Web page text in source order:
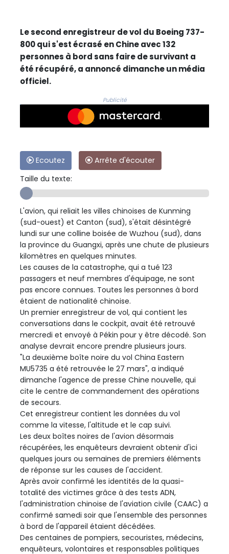
Le second enregistreur de vol du Boeing 737-
800 qui s'est écrasé en Chine avec 132
personnes à bord sans faire de survivant a
été récupéré, a annoncé dimanche un média
officiel.
Publicité
Ecoutez
Arrête d'écouter
Taille du texte:
L'avion, qui reliait les villes chinoises de Kunming
(sud-ouest) et Canton (sud), s'était désintégré
lundi sur une colline boisée de Wuzhou (sud), dans
la province du Guangxi, après une chute de plusieurs
kilomètres en quelques minutes.
Les causes de la catastrophe, qui a tué 123
passagers et neuf membres d'équipage, ne sont
pas encore connues. Toutes les personnes à bord
étaient de nationalité chinoise.
Un premier enregistreur de vol, qui contient les
conversations dans le cockpit, avait été retrouvé
mercredi et envoyé à Pékin pour y être décodé. Son
analyse devrait encore prendre plusieurs jours.
"La deuxième boîte noire du vol China Eastern
MU5735 a été retrouvée le 27 mars", a indiqué
dimanche l'agence de presse Chine nouvelle, qui
cite le centre de commandement des opérations
de secours.
Cet enregistreur contient les données du vol
comme la vitesse, l'altitude et le cap suivi.
Les deux boîtes noires de l'avion désormais
récupérées, les enquêteurs devraient obtenir d'ici
quelques jours ou semaines de premiers éléments
de réponse sur les causes de l'accident.
Après avoir confirmé les identités de la quasi-
totalité des victimes grâce à des tests ADN,
l'administration chinoise de l'aviation civile (CAAC) a
confirmé samedi soir que l'ensemble des personnes
à bord de l'appareil étaient décédées.
Des centaines de pompiers, secouristes, médecins,
enquêteurs, volontaires et responsables politiques